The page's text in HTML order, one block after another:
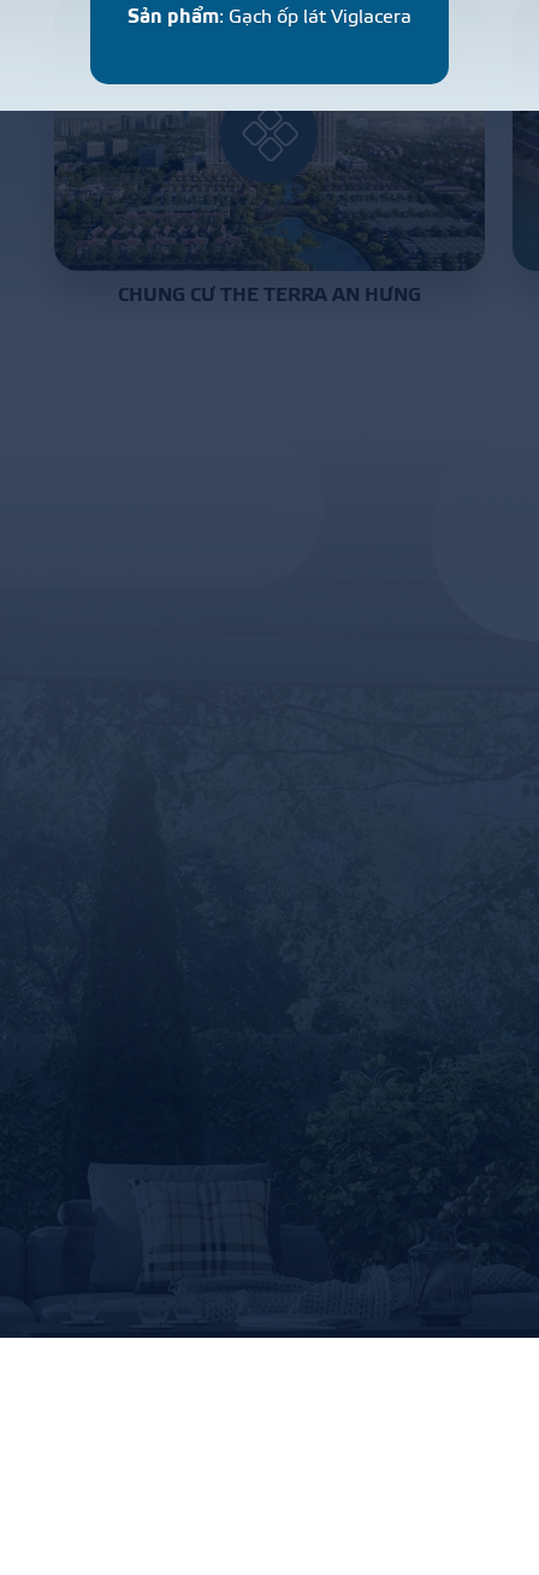
CHUNG CƯ THE TERRA AN HƯNG
Sản phẩm: Gạch ốp lát Viglacera